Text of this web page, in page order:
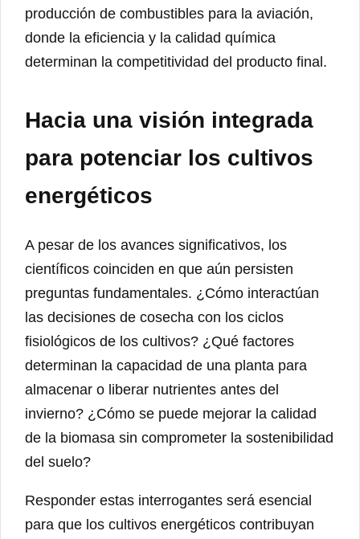
producción de combustibles para la aviación,
donde la eficiencia y la calidad química
determinan la competitividad del producto final.
Hacia una visión integrada
para potenciar los cultivos
energéticos
A pesar de los avances significativos, los
científicos coinciden en que aún persisten
preguntas fundamentales. ¿Cómo interactúan
las decisiones de cosecha con los ciclos
fisiológicos de los cultivos? ¿Qué factores
determinan la capacidad de una planta para
almacenar o liberar nutrientes antes del
invierno? ¿Cómo se puede mejorar la calidad
de la biomasa sin comprometer la sostenibilidad
del suelo?
Responder estas interrogantes será esencial
para que los cultivos energéticos contribuyan